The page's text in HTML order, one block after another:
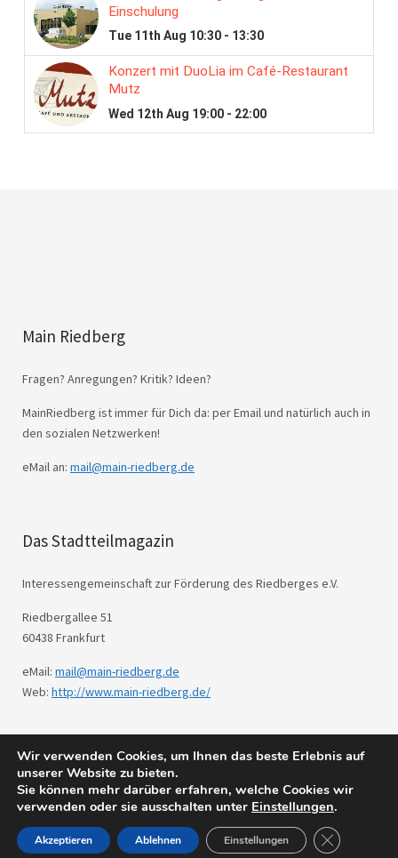
Main Riedberg
Fragen? Anregungen? Kritik? Ideen?
MainRiedberg ist immer für Dich da: per Email und natürlich auch in
den sozialen Netzwerken!
eMail an: mail@main-riedberg.de
Das Stadtteilmagazin
Interessengemeinschaft zur Förderung des Riedberges e.V.
Riedbergallee 51
60438 Frankfurt
eMail: mail@main-riedberg.de
Web: http://www.main-riedberg.de/
© 2026 Main Riedberg.
Theme: Weta vonElmastudio.
Wir verwenden Cookies, um Ihnen das beste Erlebnis auf
unserer Website zu bieten.
Sie können mehr darüber erfahren, welche Cookies wir
verwenden oder sie ausschalten unter Einstellungen.
Akzeptieren Ablehnen Einstellungen GDPR